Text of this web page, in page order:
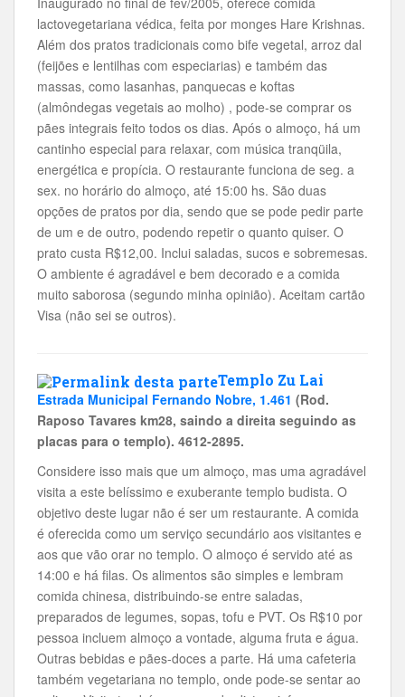
lactovegetariana védica, feita por monges Hare Krishnas.
Além dos pratos tradicionais como bife vegetal, arroz dal
(feijões e lentilhas com especiarias) e também das
massas, como lasanhas, panquecas e koftas
(almôndegas vegetais ao molho) , pode-se comprar os
pães integrais feito todos os dias. Após o almoço, há um
cantinho especial para relaxar, com música tranqüila,
energética e propícia. O restaurante funciona de seg. a
sex. no horário do almoço, até 15:00 hs. São duas
opções de pratos por dia, sendo que se pode pedir parte
de um e de outro, podendo repetir o quanto quiser. O
prato custa R$12,00. Inclui saladas, sucos e sobremesas.
O ambiente é agradável e bem decorado e a comida
muito saborosa (segundo minha opinião). Aceitam cartão
Visa (não sei se outros).
Templo Zu Lai
Estrada Municipal Fernando Nobre, 1.461 (Rod.
Raposo Tavares km28, saindo a direita seguindo as
placas para o templo). 4612-2895.
Considere isso mais que um almoço, mas uma agradável
visita a este belíssimo e exuberante templo budista. O
objetivo deste lugar não é ser um restaurante. A comida
é oferecida como um serviço secundário aos visitantes e
aos que vão orar no templo. O almoço é servido até as
14:00 e há filas. Os alimentos são simples e lembram
comida chinesa, distribuindo-se entre saladas,
preparados de legumes, sopas, tofu e PVT. Os R$10 por
pessoa incluem almoço a vontade, alguma fruta e água.
Outras bebidas e pães-doces a parte. Há uma cafeteria
também vegetariana no templo, onde pode-se sentar ao